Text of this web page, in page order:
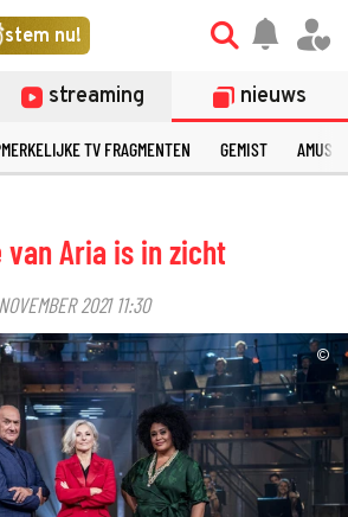
stem nu!
streaming nieuws
TV FRAGMENTEN GEMIST
van Aria is in zicht
2021 11:30
©